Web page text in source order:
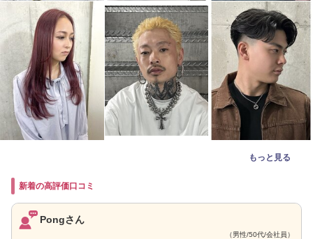
もっと見る
新着の高評価口コミ
Pongさん
（男性/50代/会社員）